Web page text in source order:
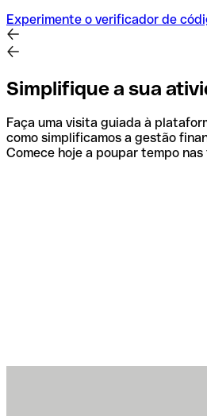
Experimente o verificador de
Simplifique a sua
Faça uma visita guiada à
como simplificamos a gestão
Comece hoje a poupar tempo